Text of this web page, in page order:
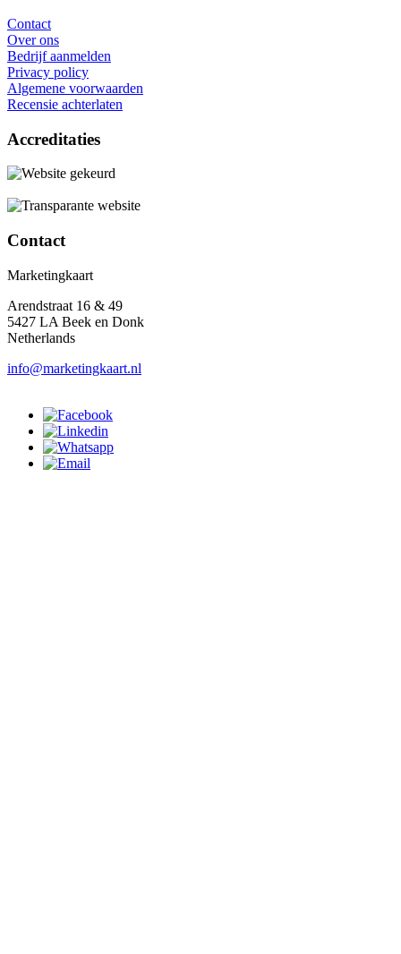
Contact
Over ons
Bedrijf aanmelden
Privacy policy
Algemene voorwaarden
Recensie achterlaten
Accreditaties
Contact
Marketingkaart
Arendstraat 16 & 49
5427 LA Beek en Donk
Netherlands
info@marketingkaart.nl